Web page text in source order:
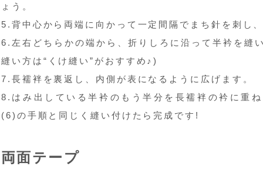
ょう。
5.背中心から両端に向かって一定間隔でまち針を刺し
6.左右どちらかの端から、折りしろに沿って半衿を縫
縫い方は“くけ縫い”がおすすめ♪)
7.長襦袢を裏返し、内側が表になるように広げます。
8.はみ出している半衿のもう半分を長襦袢の衿に重
(6)の手順と同じく縫い付けたら完成です!
両面テープ